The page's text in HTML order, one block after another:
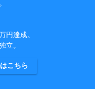
円達成。
立。
こちら